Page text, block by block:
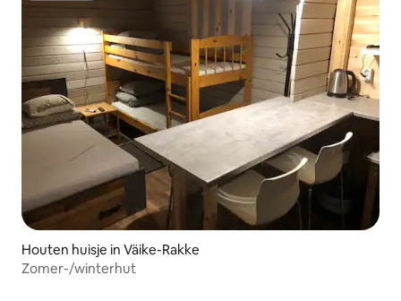
Houten huisje in Väike-Rakke
Zomer-/winterhut